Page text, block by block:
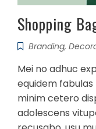
Shopping
Branding,
Mei no adhuc
equidem fabulas
minim cetero
adolescens